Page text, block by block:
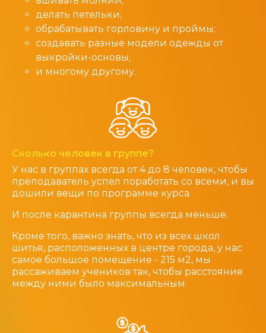
делать петельки;
обрабатывать горловину и проймы;
создавать разные модели одежды от
выкройки-основы;
и многому другому.
Сколько человек в группе?
У нас в группах всегда от 4 до 8 человек, чтобы
преподаватель успел поработать со всеми, и вы
дошили вещи по программе курса.
И после карантина группы всегда меньше.
Кроме того, важно знать, что из всех школ
шитья, расположенных в центре города, у нас
самое большое помещение - 215 м2, мы
рассаживаем учеников так, чтобы расстояние
между ними было максимальным.